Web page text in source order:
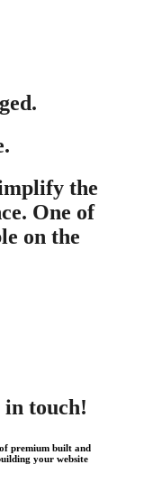
the
One of
on the
in touch!
premium built and
your website